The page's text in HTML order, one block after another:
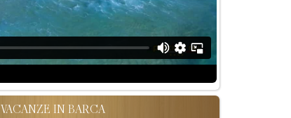
VACANZE IN BARCA